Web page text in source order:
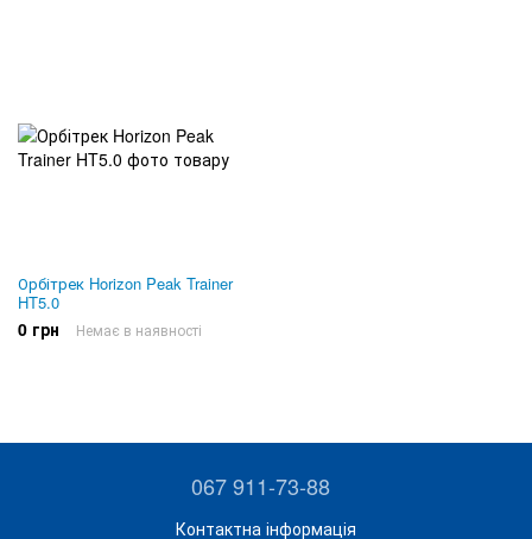
Орбітрек Horizon Peak Trainer
HT5.0
0 грн Немає в наявності
067 911-73-88
Контактна інформація